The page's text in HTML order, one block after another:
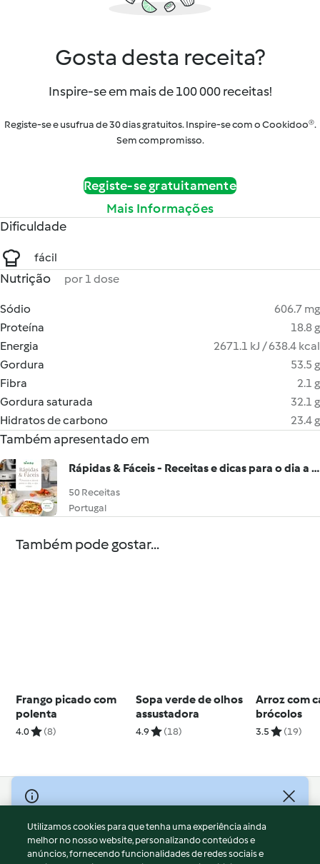
Gosta desta receita?
Inspire-se em mais de 100 000 receitas!
Registe-se e usufrua de 30 dias gratuitos. Inspire-se com o Cookidoo®.
Sem compromisso.
Registe-se gratuitamente
Mais Informações
Dificuldade
fácil
Nutrição por 1 dose
Sódio
606.7 mg
Proteína
18.8 g
Energia
2671.1 kJ / 638.4 kcal
Gordura
53.5 g
Fibra
2.1 g
Gordura saturada
32.1 g
Hidratos de carbono
23.4 g
Também apresentado em
Rápidas & Fáceis - Receitas e dicas para o dia a dia
50 Receitas
Portugal
Também pode gostar...
Frango picado com
polenta
4.0 (8)
Sopa verde de olhos
assustadora
4.9 (18)
Arroz com
brócolos
3.5 (19)
© Copyright 2026
Termos de Utilização
Aviso sobre Proteção de Dados
Utilizamos cookies para que tenha uma experiência ainda
melhor no nosso website, personalizando conteúdos e
anúncios, fornecendo funcionalidades de redes sociais e